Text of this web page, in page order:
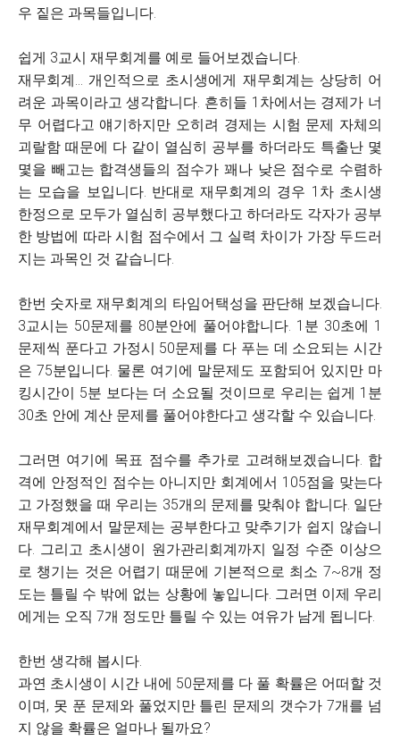
우 짙은 과목들입니다.
쉽게 3교시 재무회계를 예로 들어보겠습니다.
재무회계... 개인적으로 초시생에게 재무회계는 상당히 어
려운 과목이라고 생각합니다. 흔히들 1차에서는 경제가 너
무 어렵다고 얘기하지만 오히려 경제는 시험 문제 자체의
괴랄함 때문에 다 같이 열심히 공부를 하더라도 특출난 몇
몇을 빼고는 합격생들의 점수가 꽤나 낮은 점수로 수렴하
는 모습을 보입니다. 반대로 재무회계의 경우 1차 초시생
한정으로 모두가 열심히 공부했다고 하더라도 각자가 공부
한 방법에 따라 시험 점수에서 그 실력 차이가 가장 두드러
지는 과목인 것 같습니다.
한번 숫자로 재무회계의 타임어택성을 판단해 보겠습니다.
3교시는 50문제를 80분안에 풀어야합니다. 1분 30초에 1
문제씩 푼다고 가정시 50문제를 다 푸는 데 소요되는 시간
은 75분입니다. 물론 여기에 말문제도 포함되어 있지만 마
킹시간이 5분 보다는 더 소요될 것이므로 우리는 쉽게 1분
30초 안에 계산 문제를 풀어야한다고 생각할 수 있습니다.
그러면 여기에 목표 점수를 추가로 고려해보겠습니다. 합
격에 안정적인 점수는 아니지만 회계에서 105점을 맞는다
고 가정했을 때 우리는 35개의 문제를 맞춰야 합니다. 일단
재무회계에서 말문제는 공부한다고 맞추기가 쉽지 않습니
다. 그리고 초시생이 원가관리회계까지 일정 수준 이상으
로 챙기는 것은 어렵기 때문에 기본적으로 최소 7~8개 정
도는 틀릴 수 밖에 없는 상황에 놓입니다. 그러면 이제 우리
에게는 오직 7개 정도만 틀릴 수 있는 여유가 남게 됩니다.
한번 생각해 봅시다.
과연 초시생이 시간 내에 50문제를 다 풀 확률은 어떠할 것
이며, 못 푼 문제와 풀었지만 틀린 문제의 갯수가 7개를 넘
지 않을 확률은 얼마나 될까요?